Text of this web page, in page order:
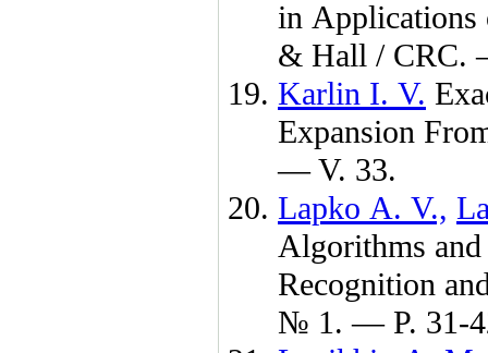
in Applications
& Hall /
Karlin I. V.
Expansion
— V. 33.
Lapko A. V.,
Algorithms and
Recognition
№ 1. — P. 31-